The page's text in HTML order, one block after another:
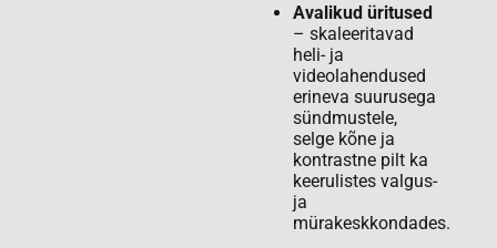
Avalikud üritused
– skaleeritavad
heli- ja
videolahendused
erineva suurusega
sündmustele,
selge kõne ja
kontrastne pilt ka
keerulistes valgus-
ja
mürakeskkondades.